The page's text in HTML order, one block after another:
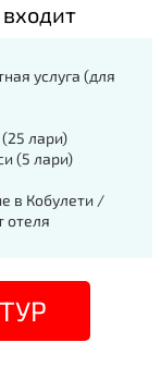
услуга (для
лари)
(5 лари)
в Кобулети /
отеля